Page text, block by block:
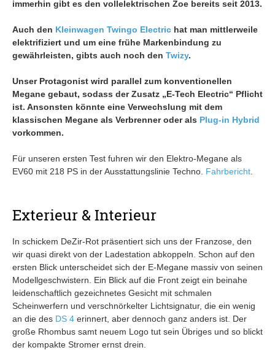
immerhin gibt es den vollelektrischen Zoe bereits seit 2013.
Auch den Kleinwagen Twingo Electric hat man mittlerweile
elektrifiziert und um eine frühe Markenbindung zu
gewährleisten, gibts auch noch den Twizy.
Unser Protagonist wird parallel zum konventionellen
Megane gebaut, sodass der Zusatz „E-Tech Electric“ Pflicht
ist. Ansonsten könnte eine Verwechslung mit dem
klassischen Megane als Verbrenner oder als Plug-in Hybrid
vorkommen.
Für unseren ersten Test fuhren wir den Elektro-Megane als
EV60 mit 218 PS in der Ausstattungslinie Techno. Fahrbericht
Exterieur & Interieur
In schickem DeZir-Rot präsentiert sich uns der Franzose, den
wir quasi direkt von der Ladestation abkoppeln. Schon auf den
ersten Blick unterscheidet sich der E-Megane massiv von seinen
Modellgeschwistern. Ein Blick auf die Front zeigt ein beinahe
leidenschaftlich gezeichnetes Gesicht mit schmalen
Scheinwerfern und verschnörkelter Lichtsignatur, die ein wenig
an die des DS 4 erinnert, aber dennoch ganz anders ist. Der
große Rhombus samt neuem Logo tut sein Übriges und so blickt
der kompakte Stromer ernst drein.